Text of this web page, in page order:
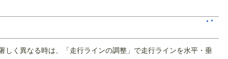
▲ ▼
く異なる時は、「走行ラインの調整」で走行ラインを水平・垂